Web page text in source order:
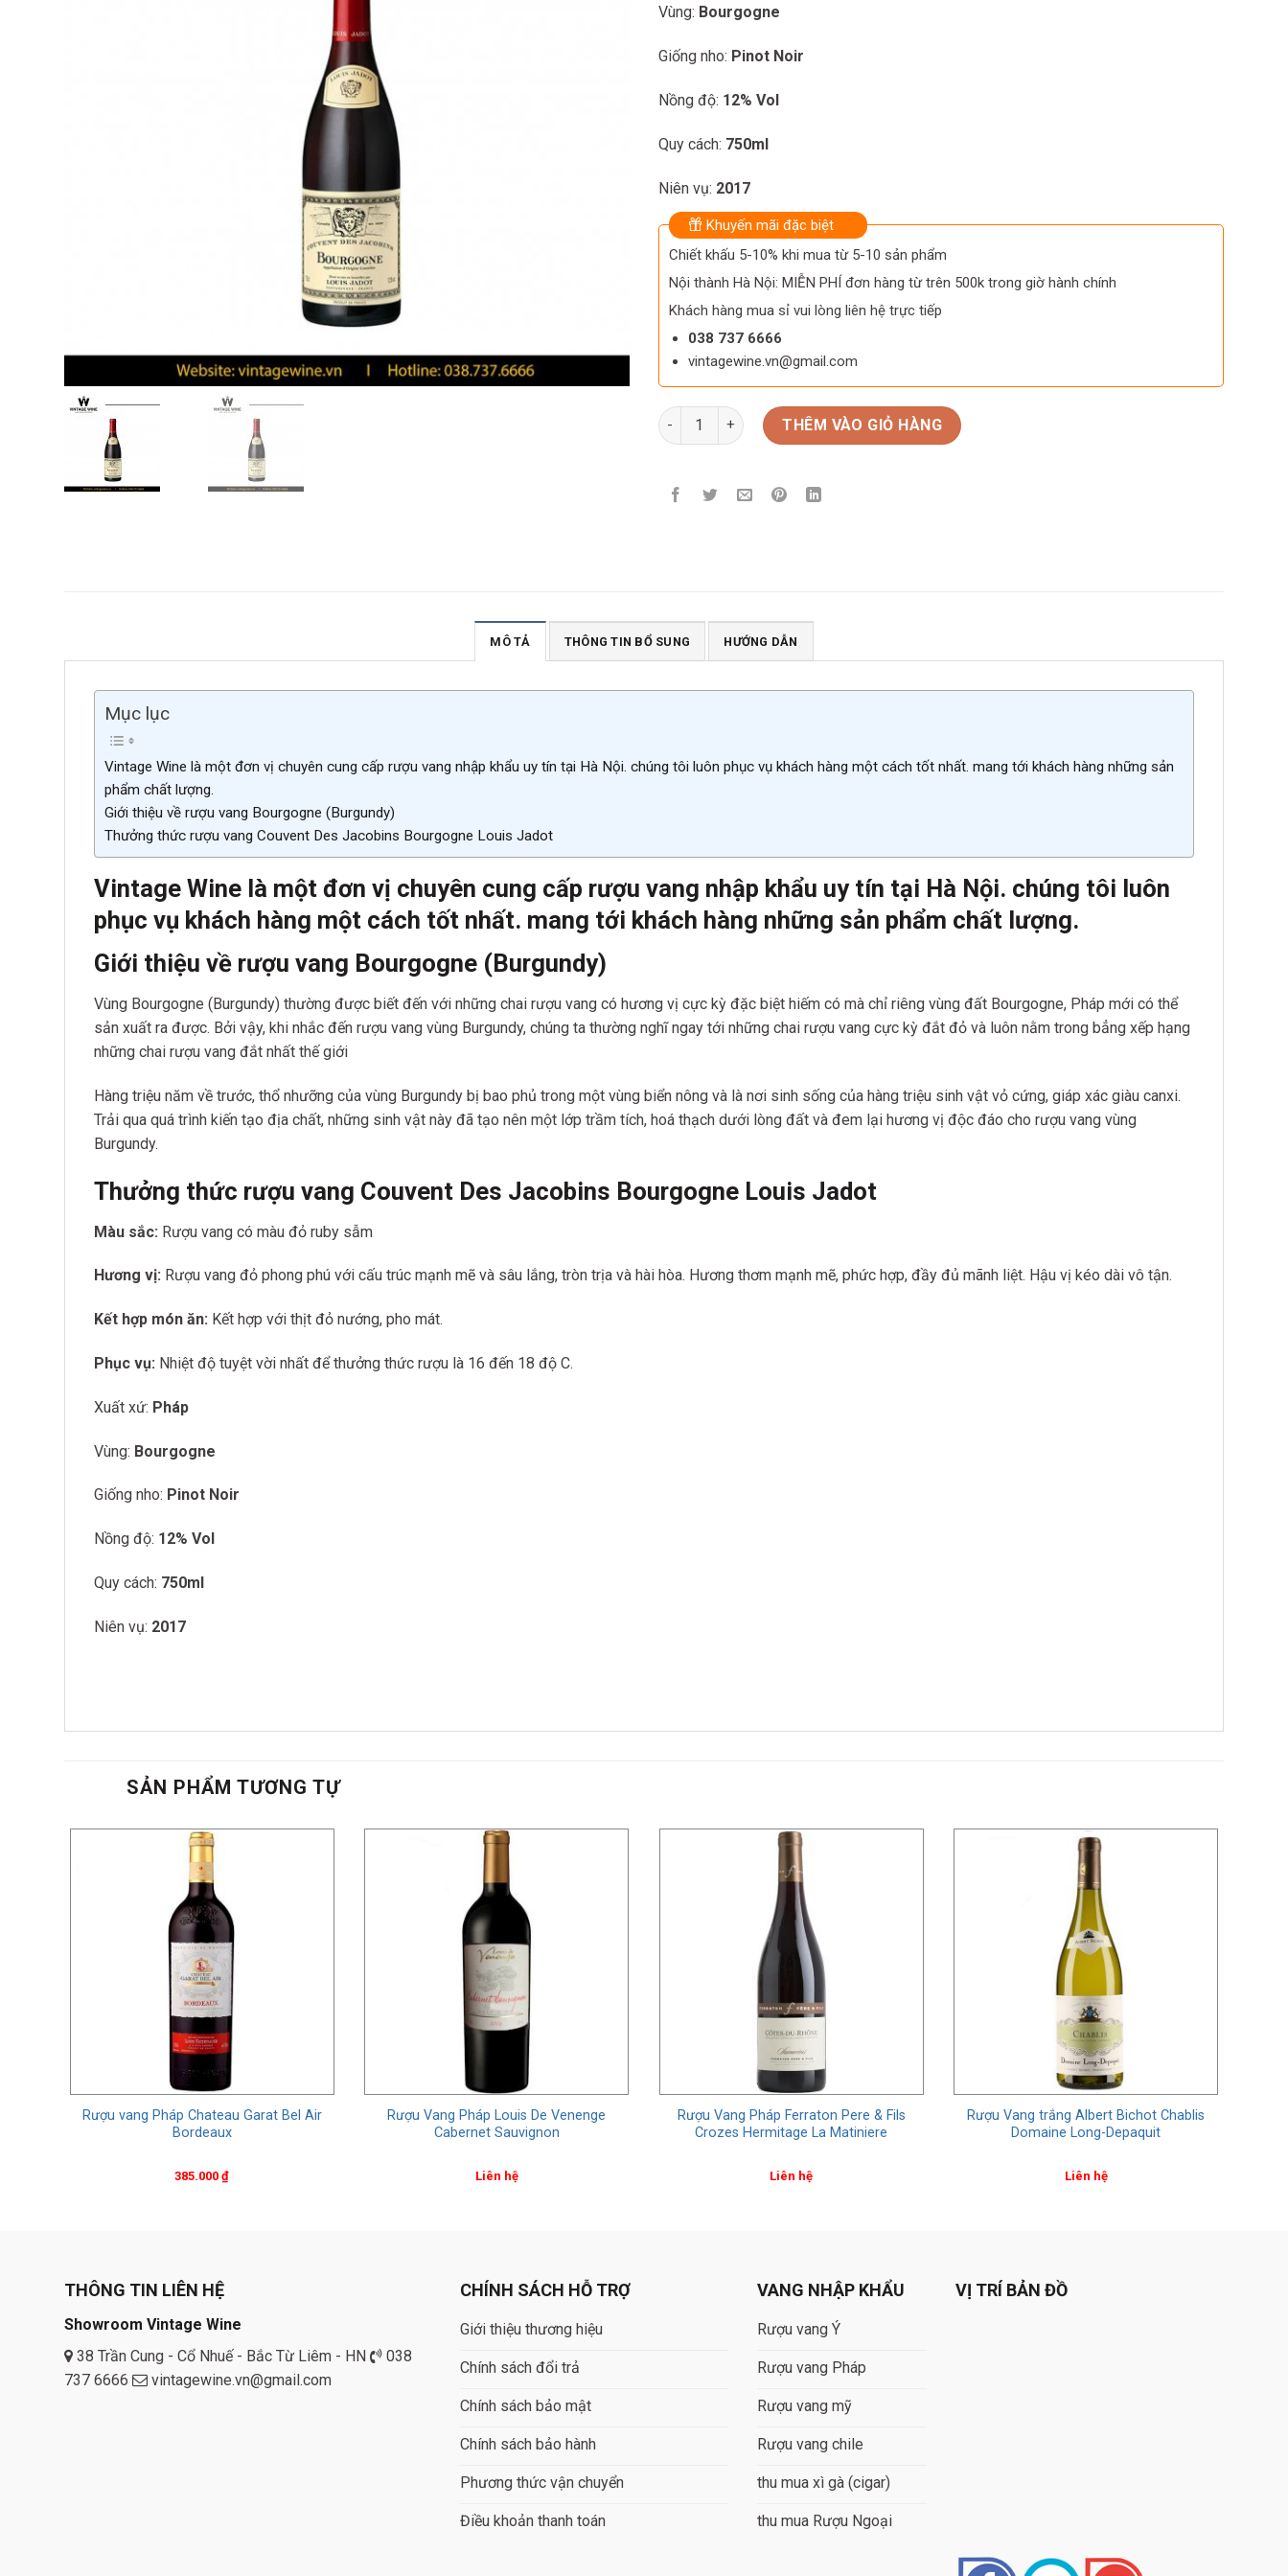
Vùng: Bourgogne
Giống nho: Pinot Noir
Nồng độ: 12% Vol
Quy cách: 750ml
Niên vụ: 2017
Khuyến mãi đặc biệt
Chiết khấu 5-10% khi mua từ 5-10 sản phẩm
Nội thành Hà Nội: MIỄN PHÍ đơn hàng từ trên 500k trong giờ hành chính
Khách hàng mua sỉ vui lòng liên hệ trực tiếp
038 737 6666
vintagewine.vn@gmail.com
Rượu vang Couvent Des Jacobins Bourgogne Louis Jadot số lượng
THÊM VÀO GIỎ HÀNG
MÔ TẢ THÔNG TIN BỔ SUNG HƯỚNG DẪN
Mục lục
Vintage Wine là một đơn vị chuyên cung cấp rượu vang nhập khẩu uy tín tại Hà Nội. chúng tôi luôn phục vụ khách hàng một cách tốt nhất. mang tới khách hàng những sản
phẩm chất lượng.
Giới thiệu về rượu vang Bourgogne (Burgundy)
Thưởng thức rượu vang Couvent Des Jacobins Bourgogne Louis Jadot
Vintage Wine là một đơn vị chuyên cung cấp rượu vang nhập khẩu uy tín tại Hà Nội. chúng tôi luôn
phục vụ khách hàng một cách tốt nhất. mang tới khách hàng những sản phẩm chất lượng.
Giới thiệu về rượu vang Bourgogne (Burgundy)
Vùng Bourgogne (Burgundy) thường được biết đến với những chai rượu vang có hương vị cực kỳ đặc biệt hiếm có mà chỉ riêng vùng đất Bourgogne, Pháp mới có thể
sản xuất ra được. Bởi vậy, khi nhắc đến rượu vang vùng Burgundy, chúng ta thường nghĩ ngay tới những chai rượu vang cực kỳ đắt đỏ và luôn nằm trong bẳng xếp hạng
những chai rượu vang đắt nhất thế giới
Hàng triệu năm về trước, thổ nhưỡng của vùng Burgundy bị bao phủ trong một vùng biển nông và là nơi sinh sống của hàng triệu sinh vật vỏ cứng, giáp xác giàu canxi.
Trải qua quá trình kiến tạo địa chất, những sinh vật này đã tạo nên một lớp trầm tích, hoá thạch dưới lòng đất và đem lại hương vị độc đáo cho rượu vang vùng
Burgundy.
Thưởng thức rượu vang Couvent Des Jacobins Bourgogne Louis Jadot
Màu sắc: Rượu vang có màu đỏ ruby sẫm
Hương vị: Rượu vang đỏ phong phú với cấu trúc mạnh mẽ và sâu lắng, tròn trịa và hài hòa. Hương thơm mạnh mẽ, phức hợp, đầy đủ mãnh liệt. Hậu vị kéo dài vô tận.
Kết hợp món ăn: Kết hợp với thịt đỏ nướng, pho mát.
Phục vụ: Nhiệt độ tuyệt vời nhất để thưởng thức rượu là 16 đến 18 độ C.
Xuất xứ: Pháp
Vùng: Bourgogne
Giống nho: Pinot Noir
Nồng độ: 12% Vol
Quy cách: 750ml
Niên vụ: 2017
SẢN PHẨM TƯƠNG TỰ
Rượu vang Pháp Chateau Garat Bel Air
Bordeaux
385.000₫
Rượu Vang Pháp Louis De Venenge
Cabernet Sauvignon
Liên hệ
Rượu Vang Pháp Ferraton Pere & Fils
Crozes Hermitage La Matiniere
Liên hệ
Rượu Vang trắng Albert Bichot Chablis
Domaine Long-Depaquit
Liên hệ
THÔNG TIN LIÊN HỆ
Showroom Vintage Wine
38 Trần Cung - Cổ Nhuế - Bắc Từ Liêm - HN
038
737 6666
vintagewine.vn@gmail.com
CHÍNH SÁCH HỖ TRỢ
Giới thiệu thương hiệu
Chính sách đổi trả
Chính sách bảo mật
Chính sách bảo hành
Phương thức vận chuyển
Điều khoản thanh toán
VANG NHẬP KHẨU
Rượu vang Ý
Rượu vang Pháp
Rượu vang mỹ
Rượu vang chile
thu mua xì gà (cigar)
thu mua Rượu Ngoại
VỊ TRÍ BẢN ĐỒ